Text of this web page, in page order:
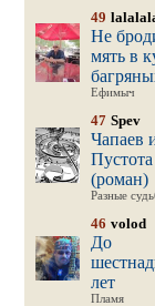
49
Не
мять в
Ефимыч
47 Spev
Чапаев
Пустота
(роман)
Разные
46 volod
До
лет
Пламя